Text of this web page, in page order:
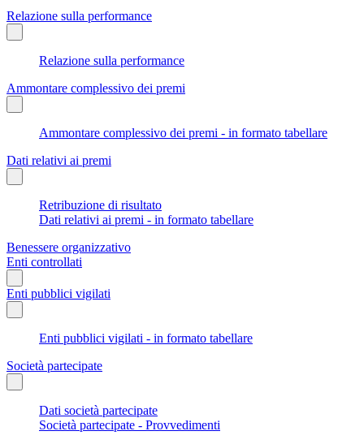
Relazione sulla performance
Relazione sulla performance
Ammontare complessivo dei premi
Ammontare complessivo dei premi - in formato tabellare
Dati relativi ai premi
Retribuzione di risultato
Dati relativi ai premi - in formato tabellare
Benessere organizzativo
Enti controllati
Enti pubblici vigilati
Enti pubblici vigilati - in formato tabellare
Società partecipate
Dati società partecipate
Società partecipate - Provvedimenti